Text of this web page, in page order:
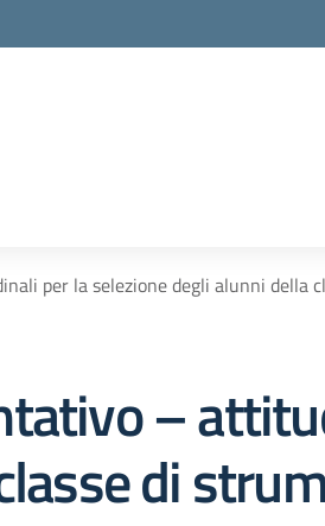
per la selezione degli alunni della
–
di